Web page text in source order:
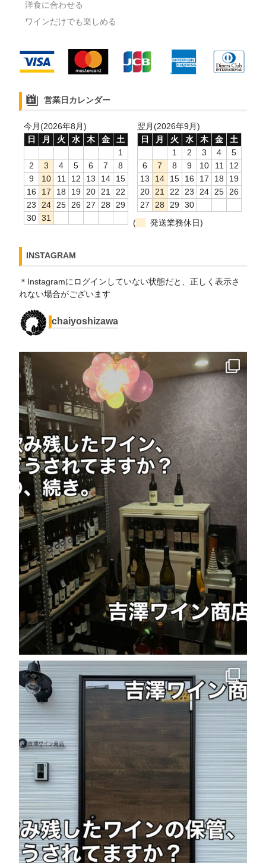
洋食に合わせる
ワインだけでも楽しめる
営業日カレンダー
今月(2026年8月)
日
月 火 水 木 金
土
1
2
3 4 5 6 7
8
9
10 11 12 13 14
15
16
17 18 19 20 21 22
23
24 25 26 27 28
29
30 31
翌月(2026年9月)
日
月 火 水 木 金
土
1
2 3 4
5
6
7 8 9 10 11
12
13
14 15 16 17 18
19
20 21 22 23 24 25 26
27
28 29
30
(
発送業務休日)
INSTAGRAM
＊Instagramにログインしていない状態だと、正しく表示さ
れない場合がございます
chaiyoshizawa